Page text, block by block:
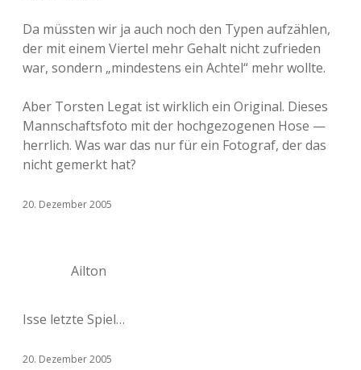
Da müssten wir ja auch noch den Typen aufzählen,
der mit einem Viertel mehr Gehalt nicht zufrieden
war, sondern „mindestens ein Achtel“ mehr wollte.
Aber Torsten Legat ist wirklich ein Original. Dieses
Mannschaftsfoto mit der hochgezogenen Hose —
herrlich. Was war das nur für ein Fotograf, der das
nicht gemerkt hat?
20. Dezember 2005
Ailton
Isse letzte Spiel…
20. Dezember 2005